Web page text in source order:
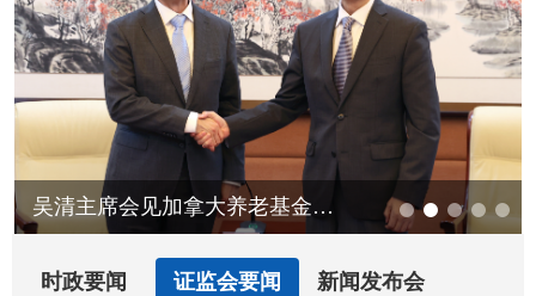
吴清主席会见加拿大养老基金投资公司总裁兼首席执行官格雷厄姆
时政要闻 证监会要闻 新闻发布会